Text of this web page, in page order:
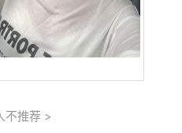
不推荐 >